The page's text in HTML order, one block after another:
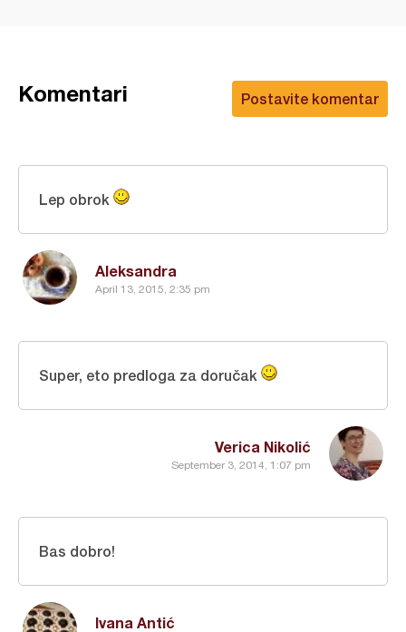
Postavite komentar
Komentari
Aleksandra
April 13, 2015, 2:35 pm
Lep obrok
Verica Nikolić
September 3, 2014, 1:07 pm
Super, eto predloga za doručak
Ivana Antić
Bas dobro!